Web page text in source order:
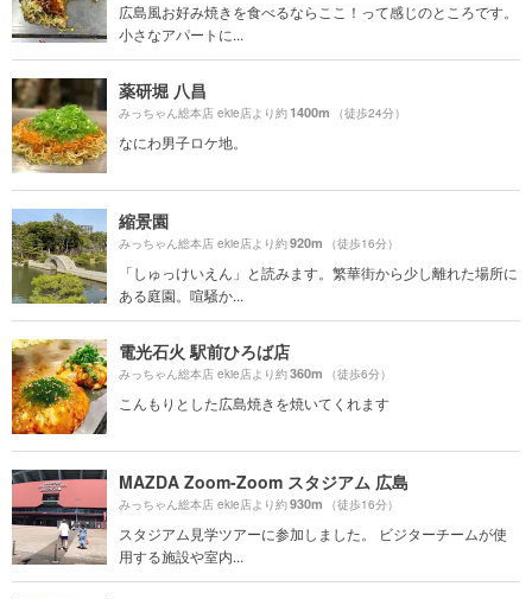
広島風お好み焼きを食べるならここ！って感じのところです。
小さなアパートに...
薬研堀 八昌
みっちゃん総本店 ekie店より約1400m （徒歩24分）
なにわ男子ロケ地。
縮景園
みっちゃん総本店 ekie店より約920m （徒歩16分）
「しゅっけいえん」と読みます。繁華街から少し離れた場所に
ある庭園。喧騒か...
電光石火 駅前ひろば店
みっちゃん総本店 ekie店より約360m （徒歩6分）
こんもりとした広島焼きを焼いてくれます
MAZDA Zoom-Zoom スタジアム 広島
みっちゃん総本店 ekie店より約930m （徒歩16分）
スタジアム見学ツアーに参加しました。 ビジターチームが使
用する施設や室内...